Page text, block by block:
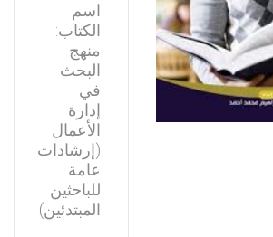
اسم
الكتاب:
منهج
البحث
في
إدارة
الأعمال
(إرشادات
عامة
للباحثين
المبتدئين)